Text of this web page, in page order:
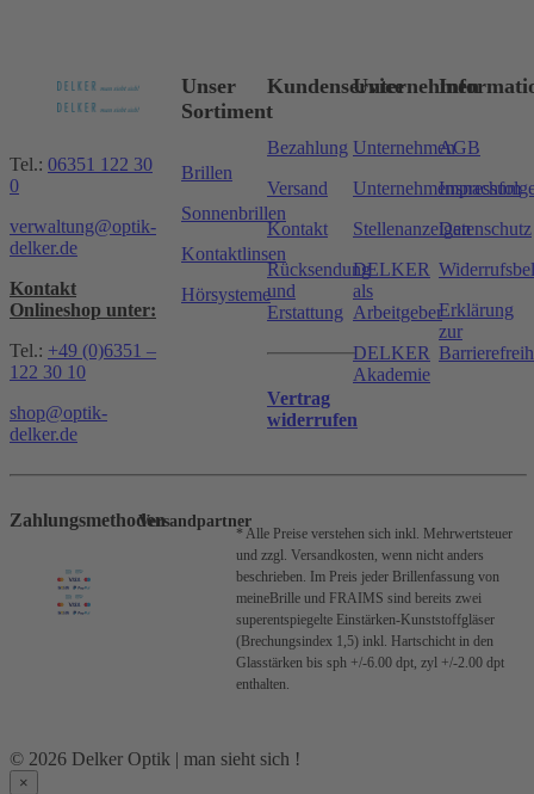
Tel.: 06351 122 30
0
verwaltung@optik-
delker.de
Kontakt
Onlineshop unter:
Tel.: +49 (0)6351 –
122 30 10
shop@optik-
delker.de
Unser
Sortiment
Brillen
Sonnenbrillen
Kontaktlinsen
Hörsysteme
Kundenservice
Bezahlung
Versand
Kontakt
Rücksendung
und
Erstattung
Vertrag
widerrufen
Unternehmen
Unternehmen
Stellenanzeigen
DELKER
als
Arbeitgeber
DELKER
Akademie
AGB
Impressum
Datenschutz
Erklärung
zur
ZahlungsmethodenVersandpartner
* Alle Preise verstehen sich inkl. Mehrwertsteuer
und zzgl. Versandkosten, wenn nicht anders
beschrieben. Im Preis jeder Brillenfassung von
meineBrille und FRAIMS sind bereits zwei
superentspiegelte Einstärken-Kunststoffgläser
(Brechungsindex 1,5) inkl. Hartschicht in den
Glasstärken bis sph +/-6.00 dpt, zyl +/-2.00 dpt
enthalten.
© 2026 Delker Optik | man sieht sich !
×